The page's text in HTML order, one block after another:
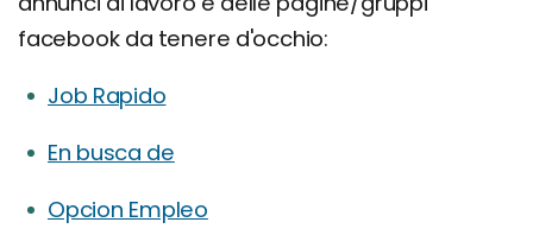
facebook da tenere d'occhio:
Job Rapido
En busca de
Opcion Empleo